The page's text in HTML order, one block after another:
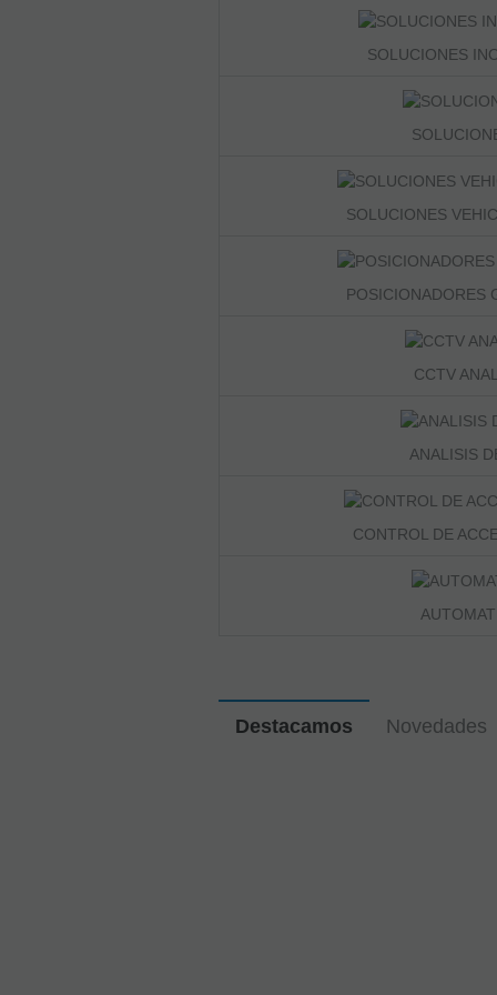
SOLUCIONES
SOLUCIONES
POSICIONADORES
CCTV
ANALISIS
CONTROL DE
Destacamos Novedades